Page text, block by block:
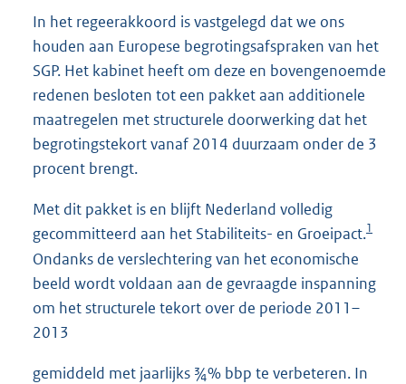
In het regeerakkoord is vastgelegd dat we ons
houden aan Europese begrotingsafspraken van het
SGP. Het kabinet heeft om deze en bovengenoemde
redenen besloten tot een pakket aan additionele
maatregelen met structurele doorwerking dat het
begrotingstekort vanaf 2014 duurzaam onder de 3
procent brengt.
Met dit pakket is en blijft Nederland volledig
gecommitteerd aan het Stabiliteits- en Groeipact.1
Ondanks de verslechtering van het economische
beeld wordt voldaan aan de gevraagde inspanning
om het structurele tekort over de periode 2011–
2013
gemiddeld met jaarlijks ¾% bbp te verbeteren. In